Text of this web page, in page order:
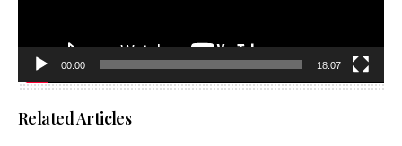
00:00 18:07
Related Articles